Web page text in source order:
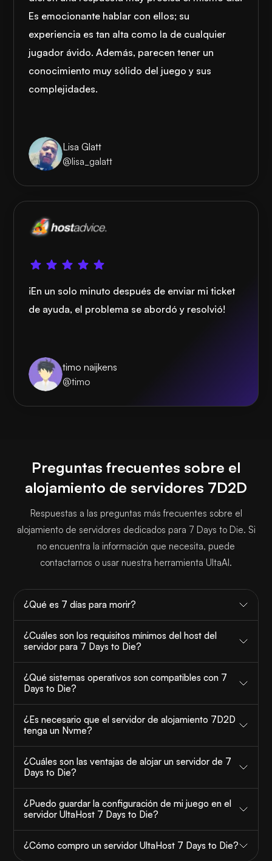
Es emocionante hablar con ellos; su
experiencia es tan alta como la de cualquier
jugador ávido. Además, parecen tener un
conocimiento muy sólido del juego y sus
complejidades.
Lisa Glatt
@lisa_galatt
¡En un solo minuto después de enviar mi ticket
de ayuda, el problema se abordó y resolvió!
timo naijkens
@timo
Preguntas frecuentes sobre el
alojamiento de servidores 7D2D
Respuestas a las preguntas más frecuentes sobre el
alojamiento de servidores dedicados para 7 Days to Die. Si
no encuentra la información que necesita, puede
contactarnos o usar nuestra herramienta UltaAI.
¿Qué es 7 días para morir?
¿Cuáles son los requisitos mínimos del host del
servidor para 7 Days to Die?
¿Qué sistemas operativos son compatibles con 7
Days to Die?
¿Es necesario que el servidor de alojamiento 7D2D
tenga un Nvme?
¿Cuáles son las ventajas de alojar un servidor de 7
Days to Die?
¿Puedo guardar la configuración de mi juego en el
servidor UltaHost 7 Days to Die?
¿Cómo compro un servidor UltaHost 7 Days to Die?